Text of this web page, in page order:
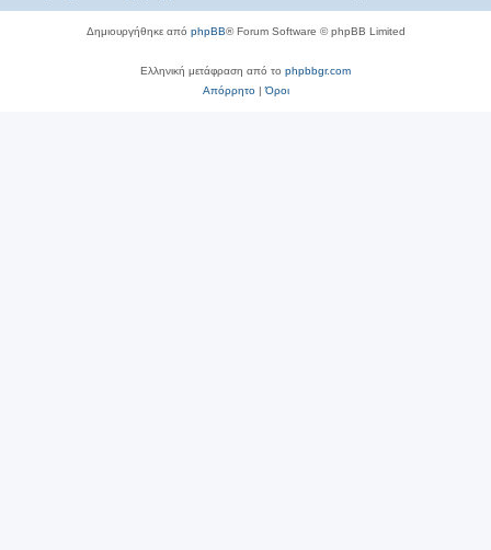
Δημιουργήθηκε από phpBB® Forum Software © phpBB Limited
Ελληνική μετάφραση από το phpbbgr.com
Απόρρητο|Όροι